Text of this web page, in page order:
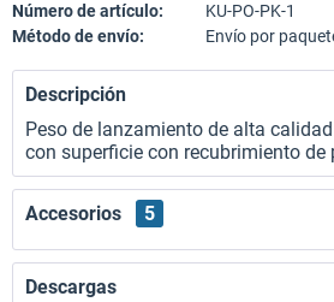
Número de artículo:
KU-PO-PK-1
Método de envío:
Envío por
Descripción
Peso de lanzamiento de alta
con superficie con recubrimiento de
Accesorios 5
Descargas